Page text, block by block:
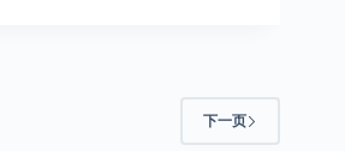
下一页